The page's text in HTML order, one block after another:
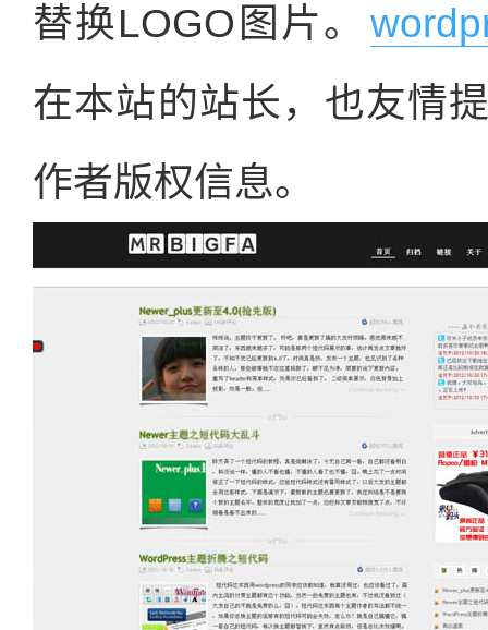
替换LOGO图片。
在本站的站长，也友情
作者版权信息。